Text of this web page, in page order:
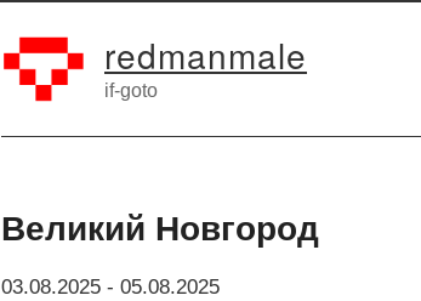
redmanmale
if-goto
Великий Новгород
03.08.2025 - 05.08.2025